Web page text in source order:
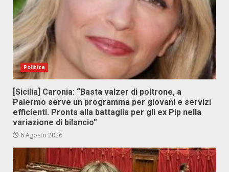
Politica
[Sicilia] Caronia: “Basta valzer di poltrone, a
Palermo serve un programma per giovani e servizi
efficienti. Pronta alla battaglia per gli ex Pip nella
variazione di bilancio”
6 Agosto 2026